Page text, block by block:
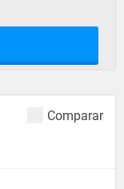
Comparar